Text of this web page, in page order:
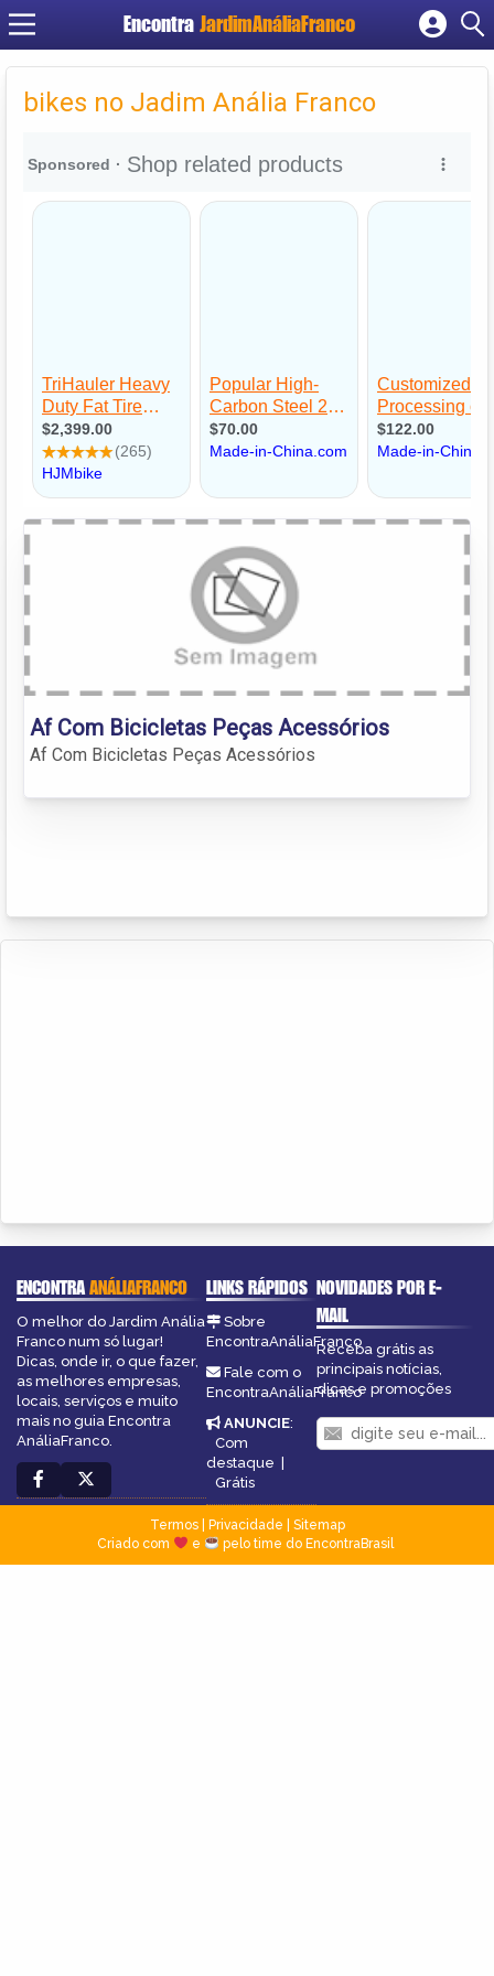
Encontra JardimAnáliaFranco
Cadastrar empresa
Criar conta
bikes no Jadim Anália Franco
Af Com Bicicletas Peças Acessórios
Af Com Bicicletas Peças Acessórios
ENCONTRAANÁLIAFRANCO
O melhor do Jardim Anália
Franco num só lugar!
Dicas, onde ir, o que fazer,
as melhores empresas,
locais, serviços e muito
mais no guia Encontra
AnáliaFranco.
LINKS RÁPIDOS
Sobre
EncontraAnáliaFranco
Fale com o
EncontraAnáliaFranco
ANUNCIE:
Com
destaque |
Grátis
NOVIDADES POR E-
MAIL
Receba grátis as
principais notícias,
dicas e promoções
Termos| Privacidade
Sitemap
Criado com
e pelo time do EncontraBrasil